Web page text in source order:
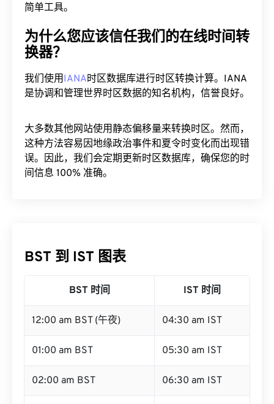
简单工具。
为什么您应该信任我们的在线时间转
换器？
我们使用IANA时区数据库进行时区转换计算。IANA
是协调和管理世界时区数据的知名机构，信誉良好。
大多数其他网站使用静态偏移量来转换时区。然而，
这种方法容易因地缘政治事件和夏令时变化而出现错
误。因此，我们会定期更新时区数据库，确保您的时
间信息 100% 准确。
BST 到 IST 图表
BST 时间 IST 时间
12:00 am BST (午夜) 04:30 am IST
01:00 am BST 05:30 am IST
02:00 am BST 06:30 am IST